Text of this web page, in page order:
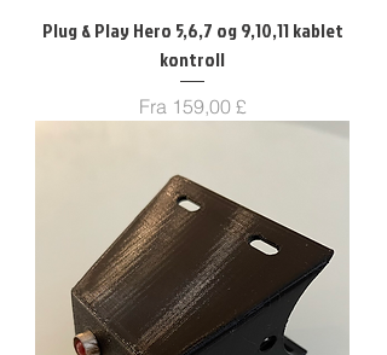
Plug & Play Hero 5,6,7 og 9,10,11 kablet
kontroll
Fra 159,00 £
Salgspris